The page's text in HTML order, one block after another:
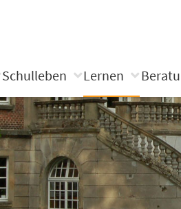
Schulleben Lernen